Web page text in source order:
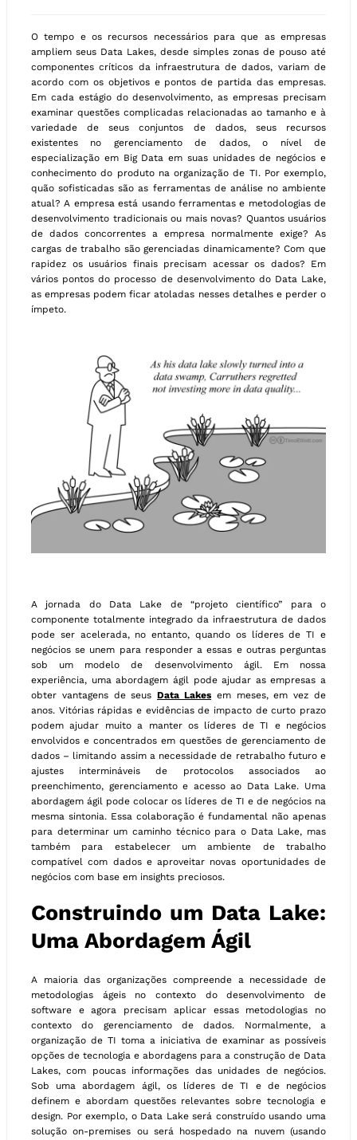
O tempo e os recursos necessários para que as empresas
ampliem seus Data Lakes, desde simples zonas de pouso até
componentes críticos da infraestrutura de dados, variam de
acordo com os objetivos e pontos de partida das empresas.
Em cada estágio do desenvolvimento, as empresas precisam
examinar questões complicadas relacionadas ao tamanho e à
variedade de seus conjuntos de dados, seus recursos
existentes no gerenciamento de dados, o nível de
especialização em Big Data em suas unidades de negócios e
conhecimento do produto na organização de TI. Por exemplo,
quão sofisticadas são as ferramentas de análise no ambiente
atual? A empresa está usando ferramentas e metodologias de
desenvolvimento tradicionais ou mais novas? Quantos usuários
de dados concorrentes a empresa normalmente exige? As
cargas de trabalho são gerenciadas dinamicamente? Com que
rapidez os usuários finais precisam acessar os dados? Em
vários pontos do processo de desenvolvimento do Data Lake,
as empresas podem ficar atoladas nesses detalhes e perder o
ímpeto.
A jornada do Data Lake de “projeto científico” para o
componente totalmente integrado da infraestrutura de dados
pode ser acelerada, no entanto, quando os líderes de TI e
negócios se unem para responder a essas e outras perguntas
sob um modelo de desenvolvimento ágil. Em nossa
experiência, uma abordagem ágil pode ajudar as empresas a
obter vantagens de seusData Lakes em meses, em vez de
anos. Vitórias rápidas e evidências de impacto de curto prazo
podem ajudar muito a manter os líderes de TI e negócios
envolvidos e concentrados em questões de gerenciamento de
dados – limitando assim a necessidade de retrabalho futuro e
ajustes intermináveis de protocolos associados ao
preenchimento, gerenciamento e acesso ao Data Lake. Uma
abordagem ágil pode colocar os líderes de TI e de negócios na
mesma sintonia. Essa colaboração é fundamental não apenas
para determinar um caminho técnico para o Data Lake, mas
também para estabelecer um ambiente de trabalho
compatível com dados e aproveitar novas oportunidades de
negócios com base em insights preciosos.
Construindo um Data Lake:
Uma Abordagem Ágil
A maioria das organizações compreende a necessidade de
metodologias ágeis no contexto do desenvolvimento de
software e agora precisam aplicar essas metodologias no
contexto do gerenciamento de dados. Normalmente, a
organização de TI toma a iniciativa de examinar as possíveis
opções de tecnologia e abordagens para a construção de Data
Lakes, com poucas informações das unidades de negócios.
Sob uma abordagem ágil, os líderes de TI e de negócios
definem e abordam questões relevantes sobre tecnologia e
design. Por exemplo, o Data Lake será construído usando uma
solução on-premises ou será hospedado na nuvem (usando